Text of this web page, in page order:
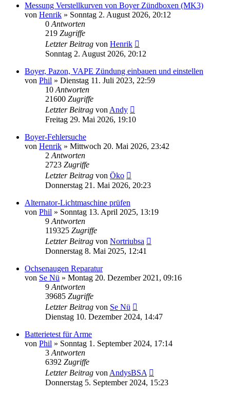
Messung Verstellkurven von Boyer Zündboxen (MK3)
von Henrik » Sonntag 2. August 2026, 20:12
0 Antworten
219 Zugriffe
Letzter Beitrag von Henrik
Sonntag 2. August 2026, 20:12
Boyer, Pazon, VAPE Zündung einbauen und einstellen
von Phil » Dienstag 11. Juli 2023, 22:59
10 Antworten
21600 Zugriffe
Letzter Beitrag von Andy
Freitag 29. Mai 2026, 19:10
Boyer-Fehlersuche
von Henrik » Mittwoch 20. Mai 2026, 23:42
2 Antworten
2723 Zugriffe
Letzter Beitrag von Öko
Donnerstag 21. Mai 2026, 20:23
Alternator-Lichtmaschine prüfen
von Phil » Sonntag 13. April 2025, 13:19
9 Antworten
119325 Zugriffe
Letzter Beitrag von Nortriubsa
Donnerstag 8. Mai 2025, 12:41
Ochsenaugen Reparatur
von Se Nü » Montag 20. Dezember 2021, 09:16
9 Antworten
39685 Zugriffe
Letzter Beitrag von Se Nü
Dienstag 10. Dezember 2024, 14:47
Batterietest für Arme
von Phil » Sonntag 1. September 2024, 17:14
3 Antworten
6392 Zugriffe
Letzter Beitrag von AndysBSA
Donnerstag 5. September 2024, 15:23